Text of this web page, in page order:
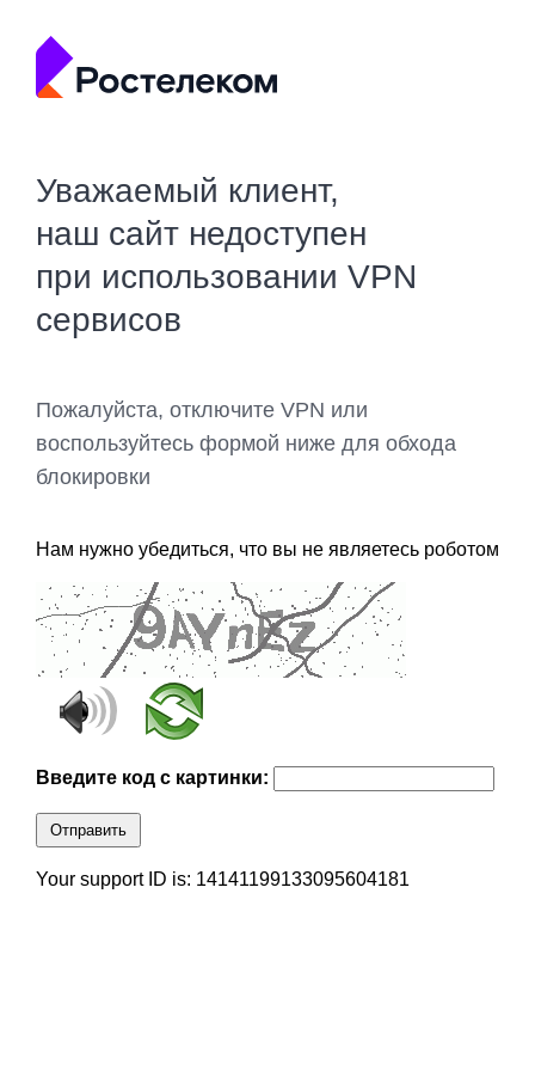
Уважаемый клиент,
наш сайт недоступен
при использовании VPN
сервисов
Пожалуйста, отключите VPN или
воспользуйтесь формой ниже для обхода
блокировки
Нам нужно убедиться, что вы не являетесь роботом
Введите код с картинки:
Отправить
Your support ID is: 14141199133095604181